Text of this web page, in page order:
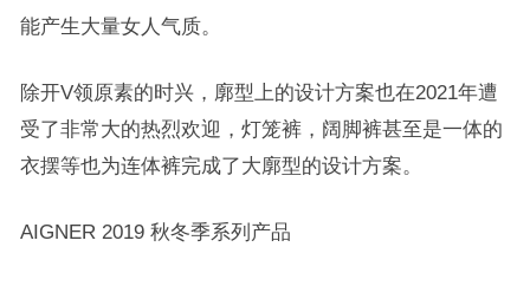
能产生大量女人气质。
除开V领原素的时兴，廓型上的设计方案也在2021年遭
受了非常大的热烈欢迎，灯笼裤，阔脚裤甚至是一体的
衣摆等也为连体裤完成了大廓型的设计方案。
AIGNER 2019 秋冬季系列产品